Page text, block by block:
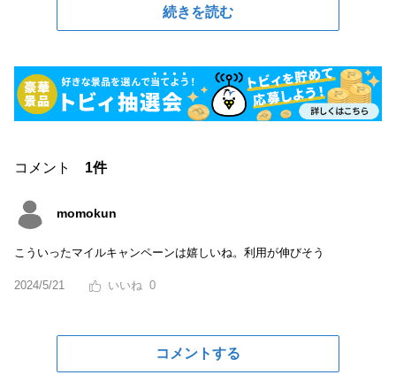
続きを読む
コメント 1件
momokun
こういったマイルキャンペーンは嬉しいね。利用が伸びそう
2024/5/21 0
コメントする